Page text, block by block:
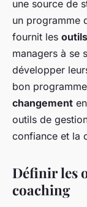
une source de
un programme
fournit les outils
managers à se
développer
bon
changement
outils de
confiance et la
Définir les
coaching